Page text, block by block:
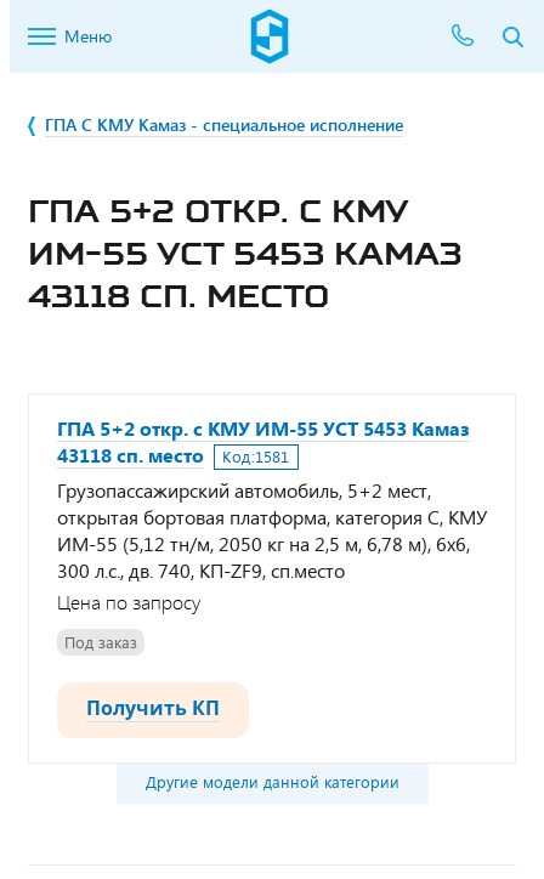
Меню
ГПА С КМУ Камаз - специальное исполнение
ГПА 5+2 ОТКР. С КМУ
ИМ-55 УСТ 5453 КАМАЗ
43118 СП. МЕСТО
ГПА 5+2 откр. с КМУ ИМ-55 УСТ 5453 Камаз
43118 сп. место
Код:1581
Грузопассажирский автомобиль, 5+2 мест,
открытая бортовая платформа, категория С, КМУ
ИМ-55 (5,12 тн/м, 2050 кг на 2,5 м, 6,78 м), 6х6,
300 л.с., дв. 740, КП-ZF9, сп.место
Цена по запросу
Под заказ
Получить КП
Другие модели данной категории